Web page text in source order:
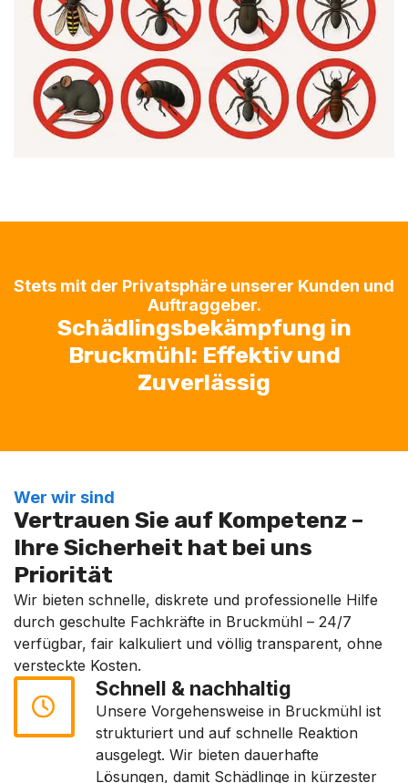
Stets mit der Privatsphäre unserer Kunden und
Auftraggeber.
Schädlingsbekämpfung in
Bruckmühl: Effektiv und
Zuverlässig
Wer wir sind
Vertrauen Sie auf Kompetenz –
Ihre Sicherheit hat bei uns
Priorität
Wir bieten schnelle, diskrete und professionelle Hilfe
durch geschulte Fachkräfte in Bruckmühl – 24/7
verfügbar, fair kalkuliert und völlig transparent, ohne
versteckte Kosten.
Schnell & nachhaltig
Unsere Vorgehensweise in Bruckmühl ist
strukturiert und auf schnelle Reaktion
ausgelegt. Wir bieten dauerhafte
Lösungen, damit Schädlinge in kürzester